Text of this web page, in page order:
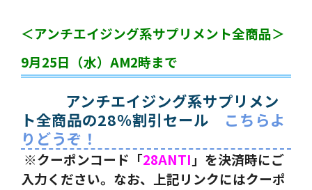
＜アンチエイジング系サプリメント全商品＞
9月25日（水）AM2時まで
アンチエイジング系サプリメン
ト全商品の28％割引セール こちらよ
りどうぞ！
※クーポンコード「28ANTI 」を決済時にご
入力ください。なお、上記リンクにはクーポ